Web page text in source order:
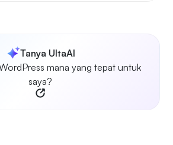
Tanya UltaAI
mana yang tepat untuk
saya?